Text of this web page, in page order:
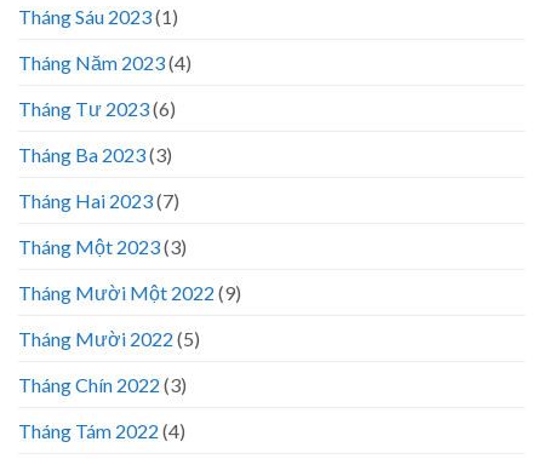
Tháng Sáu 2023(1)
Tháng Năm 2023(4)
Tháng Tư 2023(6)
Tháng Ba 2023(3)
Tháng Hai 2023(7)
Tháng Một 2023(3)
Tháng Mười Một 2022 (9)
Tháng Mười 2022 (5)
Tháng Chín 2022 (3)
Tháng Tám 2022 (4)